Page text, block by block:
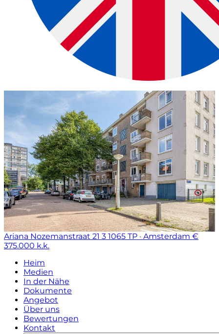
Ariana Nozemanstraat 21 3 1065 TP · Amsterdam €
375.000 k.k.
Heim
Medien
In der Nähe
Dokumente
Angebot
Über uns
Bewertungen
Kontakt